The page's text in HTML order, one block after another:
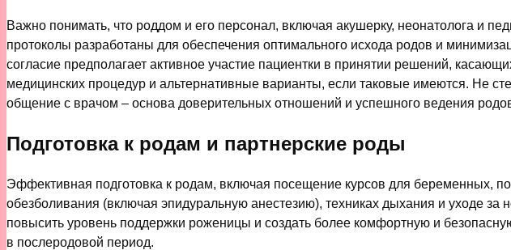
Важно понимать, что роддом и его персонал, включая акушерку, неонатолога и
протоколы разработаны для обеспечения оптимального исхода родов и
согласие предполагает активное участие пациентки в принятии решений,
медицинских процедур и альтернативные варианты, если таковые имеются. Не
общение с врачом – основа доверительных отношений и успешного ведения
Подготовка к родам и партнерские роды
Эффективная подготовка к родам, включая посещение курсов для беременных,
обезболивания (включая эпидуральную анестезию), техниках дыхания и уходе
повысить уровень поддержки роженицы и создать более комфортную и
в послеродовой период.